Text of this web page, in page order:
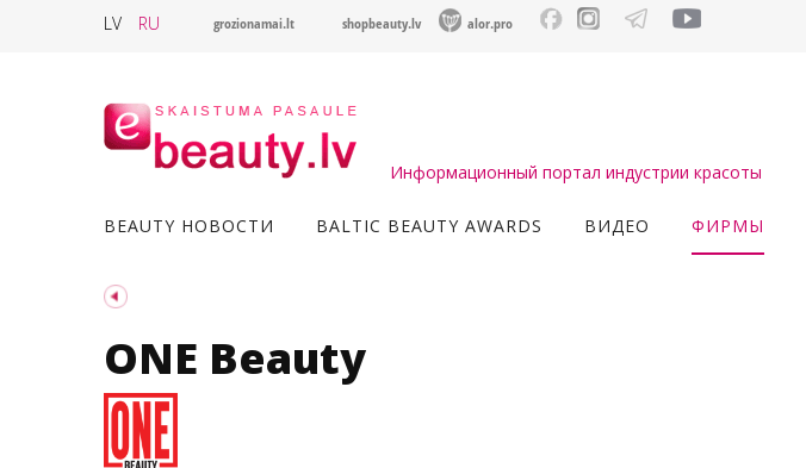
LV RU grozionamai.lt shopbeauty.lv alor.pro
Информационный портал индустрии красоты
BEAUTY НОВОСТИ BALTIC BEAUTY AWARDS ВИДЕО ФИРМЫ
ONE Beauty